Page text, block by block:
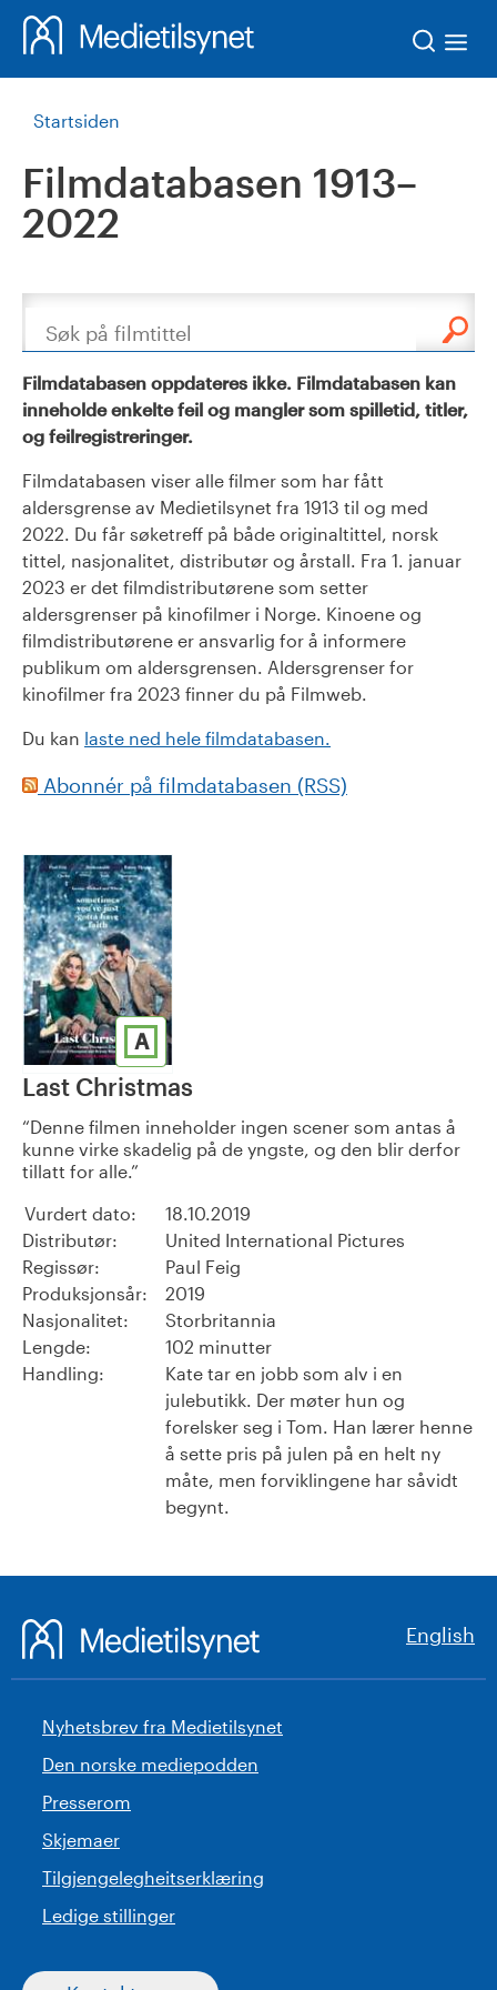
Startsiden
Filmdatabasen 1913–
2022
Søk
Filmdatabasen oppdateres ikke. Filmdatabasen kan
inneholde enkelte feil og mangler som spilletid, titler,
og feilregistreringer.
Filmdatabasen viser alle filmer som har fått
aldersgrense av Medietilsynet fra 1913 til og med
2022. Du får søketreff på både originaltittel, norsk
tittel, nasjonalitet, distributør og årstall. Fra 1. januar
2023 er det filmdistributørene som setter
aldersgrenser på kinofilmer i Norge. Kinoene og
filmdistributørene er ansvarlig for å informere
publikum om aldersgrensen. Aldersgrenser for
kinofilmer fra 2023 finner du på Filmweb.
Du kan laste ned hele filmdatabasen.
Abonnér på filmdatabasen (RSS)
A
Last Christmas
Denne filmen inneholder ingen scener som antas å
kunne virke skadelig på de yngste, og den blir derfor
tillatt for alle.
Vurdert dato:
18.10.2019
Distributør:
United International Pictures
Regissør:
Paul Feig
Produksjonsår:
2019
Nasjonalitet:
Storbritannia
Lengde:
102 minutter
Handling:
Kate tar en jobb som alv i en
julebutikk. Der møter hun og
forelsker seg i Tom. Han lærer henne
å sette pris på julen på en helt ny
måte, men forviklingene har såvidt
begynt.
English
Nyhetsbrev fra Medietilsynet
Den norske mediepodden
Presserom
Skjemaer
Tilgjengelegheitserklæring
Ledige stillinger